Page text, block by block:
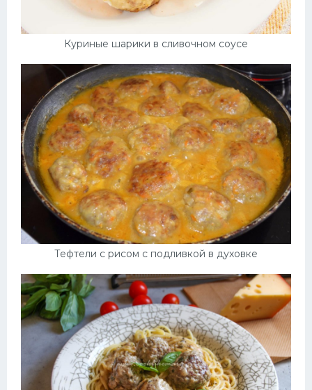
Куриные шарики в сливочном соусе
Тефтели с рисом с подливкой в духовке